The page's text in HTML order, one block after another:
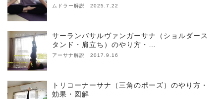
ムドラー解説 2025.7.22
サーランバサルヴァンガーサナ（ショルダース
タンド・肩立ち）のやり方・…
アーサナ解説 2017.9.16
トリコーナーサナ（三角のポーズ）のやり方・
効果・図解